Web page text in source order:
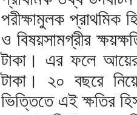
পরীক্ষামুলক প্রাথমিক
ও বিষয়সামগ্রীর
টাকা। এর ফলে
টাকা। ২০ বছরে
ভিত্তিতে এই ক্ষতির